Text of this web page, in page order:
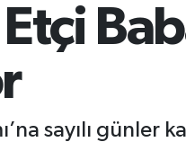
sayılı günler